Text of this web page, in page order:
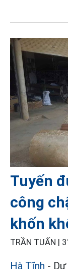
Tuyến
công
khốn
TRẦN TUẤN |
Hà Tĩnh -